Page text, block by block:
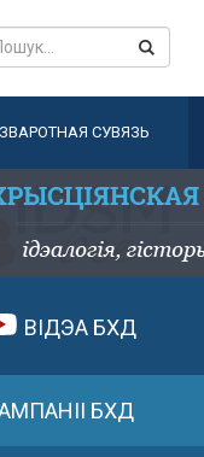
ЗВАРОТНАЯ СУВЯЗЬ
ВІДЭА БХД
БХД